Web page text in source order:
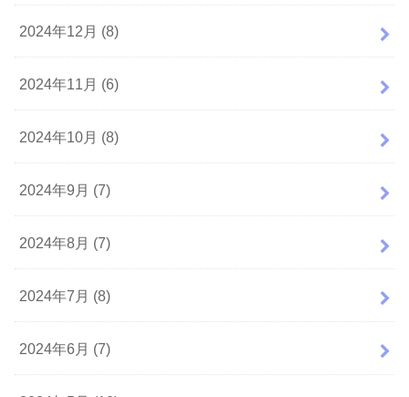
2024年12月 (8)
2024年11月 (6)
2024年10月 (8)
2024年9月 (7)
2024年8月 (7)
2024年7月 (8)
2024年6月 (7)